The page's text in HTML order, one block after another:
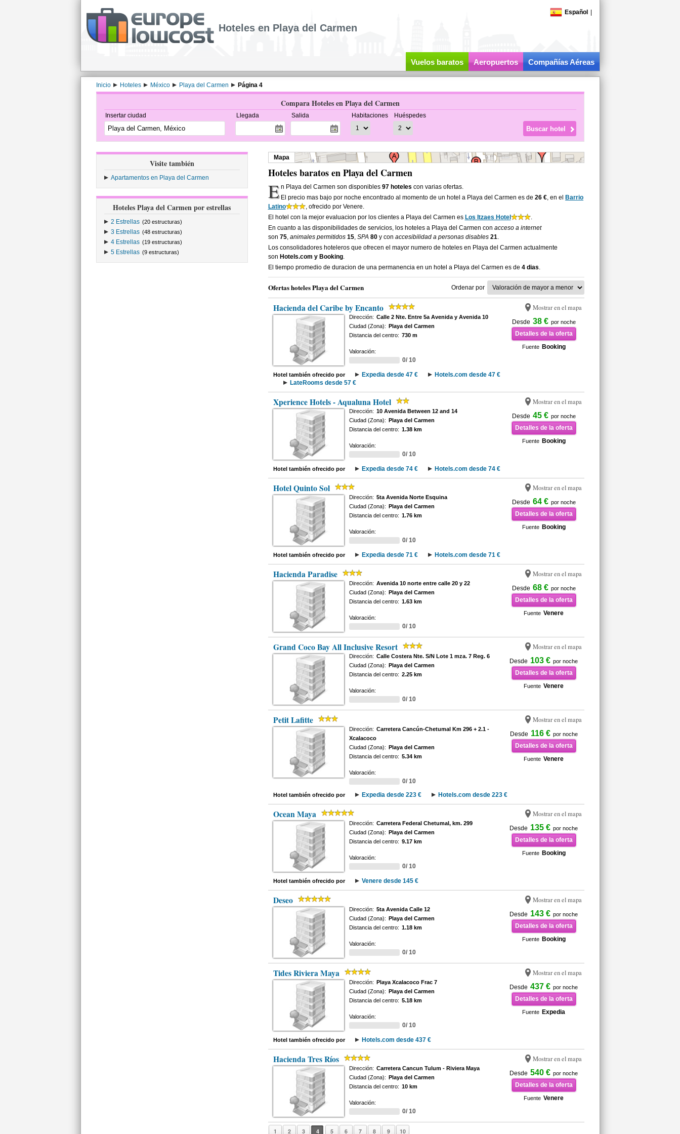
Español
Hoteles en Playa del Carmen
Vuelos baratos Aeropuertos Compañías Aéreas
Inicio Hoteles México Playa del Carmen Página 4
Compara Hoteles en Playa del Carmen
Insertar ciudad Llegada Salida Habitaciones Huéspedes
Visite también
Apartamentos en Playa del Carmen
Hoteles Playa del Carmen por estrellas
2 Estrellas (20 estructuras)
3 Estrellas (48 estructuras)
4 Estrellas (19 estructuras)
5 Estrellas (9 estructuras)
Mapa
Hoteles baratos en Playa del Carmen
E n Playa del Carmen son disponibles97 hoteles con varias ofertas.
El precio mas bajo por noche encontrado al momento de un hotel a Playa del Carmen es de26 €, en el
Barrio
Latino
, ofrecido por Venere.
El hotel con la mejor evaluacion por los clientes a Playa del Carmen es Los Itzaes Hotel
.
En cuanto a las disponibilidades de servicios, los hoteles a Playa del Carmen con acceso a internet
son 75, animales permitidos 15, SPA 80y con accesibilidad a personas disables 21.
Los consolidadores hoteleros que ofrecen el mayor numero de hoteles en Playa del Carmen actualmente
son Hotels.com y Booking.
El tiempo promedio de duracion de una permanencia en un hotel a Playa del Carmen es de 4 dias.
Ofertas hoteles Playa del Carmen Ordenar por
Hacienda del Caribe by Encanto Mostrar en el mapa
Desde 38 € por noche
Detalles de la oferta
Fuente Booking
Dirección: Calle 2 Nte. Entre 5a Avenida y Avenida 10
Ciudad (Zona): Playa del Carmen
Distancia del centro: 730 m
Valoración:
0/ 10
Hotel también ofrecido por Expedia desde 47 €
Hotels.com desde 47 €
LateRooms desde 57 €
Xperience Hotels - Aqualuna Hotel Mostrar en el mapa
Desde 45 € por noche
Detalles de la oferta
Fuente Booking
Dirección: 10 Avenida Between 12 and 14
Ciudad (Zona): Playa del Carmen
Distancia del centro: 1.38 km
Valoración:
0/ 10
Hotel también ofrecido por Expedia desde 74 € Hotels.com desde 74 €
Hotel Quinto Sol Mostrar en el mapa
Desde 64 € por noche
Detalles de la oferta
Fuente Booking
Dirección: 5ta Avenida Norte Esquina
Ciudad (Zona): Playa del Carmen
Distancia del centro: 1.76 km
Valoración:
0/ 10
Hotel también ofrecido por Expedia desde 71 € Hotels.com desde 71 €
Hacienda Paradise Mostrar en el mapa
Desde 68 € por noche
Detalles de la oferta
Fuente Venere
Dirección: Avenida 10 norte entre calle 20 y 22
Ciudad (Zona): Playa del Carmen
Distancia del centro: 1.63 km
Valoración:
0/ 10
Grand Coco Bay All Inclusive Resort Mostrar en el mapa
Desde 103 € por noche
Detalles de la oferta
Fuente Venere
Dirección: Calle Costera Nte. S/N Lote 1 mza. 7 Reg. 6
Ciudad (Zona): Playa del Carmen
Distancia del centro: 2.25 km
Valoración:
0/ 10
Petit Lafitte Mostrar en el mapa
Desde 116 € por noche
Detalles de la oferta
Fuente Venere
Dirección: Carretera Cancún-Chetumal Km 296 + 2.1 -
Xcalacoco
Ciudad (Zona): Playa del Carmen
Distancia del centro: 5.34 km
Valoración:
0/ 10
Hotel también ofrecido por Expedia desde 223 € Hotels.com desde 223 €
Ocean Maya Mostrar en el mapa
Desde 135 € por noche
Detalles de la oferta
Fuente Booking
Dirección: Carretera Federal Chetumal, km. 299
Ciudad (Zona): Playa del Carmen
Distancia del centro: 9.17 km
Valoración:
0/ 10
Hotel también ofrecido por Venere desde 145 €
Deseo Mostrar en el mapa
Desde 143 € por noche
Detalles de la oferta
Fuente Booking
Dirección: 5ta Avenida Calle 12
Ciudad (Zona): Playa del Carmen
Distancia del centro: 1.18 km
Valoración:
0/ 10
Tides Riviera Maya Mostrar en el mapa
Desde 437 € por noche
Detalles de la oferta
Fuente Expedia
Dirección: Playa Xcalacoco Frac 7
Ciudad (Zona): Playa del Carmen
Distancia del centro: 5.18 km
Valoración:
0/ 10
Hotel también ofrecido por Hotels.com desde 437 €
Hacienda Tres Ríos Mostrar en el mapa
Desde 540 € por noche
Detalles de la oferta
Fuente Venere
Dirección: Carretera Cancun Tulum - Riviera Maya
Ciudad (Zona): Playa del Carmen
Distancia del centro: 10 km
Valoración:
0/ 10
1 2 3 4 5 6 7 8 9 10